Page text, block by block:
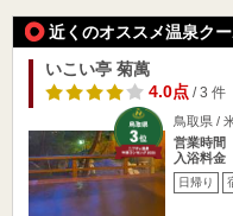
近くのオススメ温泉ク
いこい亭 菊萬
4.0点/ 3 件
鳥取県 /
営業時
入浴料
日帰り